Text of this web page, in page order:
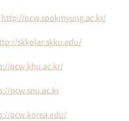
http://ocw.sookmyung.ac.kr/
skkolar.skku.edu/
ocw.khu.ac.kr/
ocw.snu.ac.kr
ocw.korea.edu/